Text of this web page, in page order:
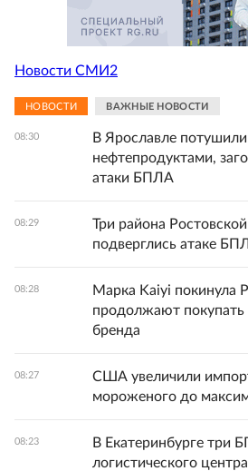
Новости СМИ2
НОВОСТИ ВАЖНЫЕ НОВОСТИ
08:30
В Ярославле
нефтепродуктами,
атаки БПЛА
08:29
Три района
подверглись атаке
08:28
Марка Kaiyi покинула
продолжают покупать
бренда
08:27
США увеличили
мороженого до
08:23
В Екатеринбурге три
логистического центра